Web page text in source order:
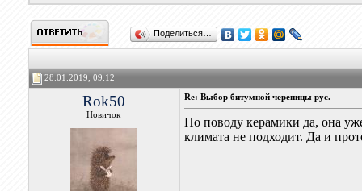
Поделиться…
28.01.2019, 09:12
Rok50
Новичок
Re: Выбор битумной черепицы рус.
По поводу керамики да, она
климата не подходит. Да и